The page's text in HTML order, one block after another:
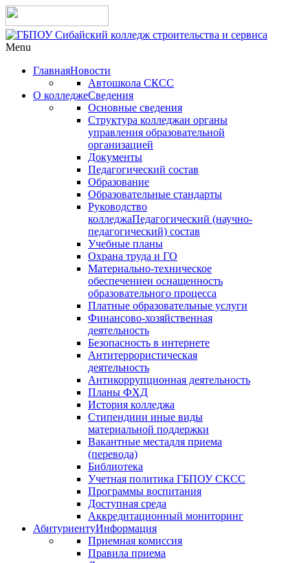
Menu
ГлавнаяНовости
Автошкола СКСС
О колледжеСведения
Основные сведения
Структура колледжаи органы
управления образовательной
организацией
Документы
Педагогический состав
Образование
Образовательные стандарты
Руководство
колледжаПедагогический (научно-
педагогический) состав
Учебные планы
Охрана труда и ГО
Материально-техническое
обеспечениеи оснащенность
образовательного процесса
Платные образовательные услуги
Финансово-хозяйственная
деятельность
Безопасность в интернете
Антитеррористическая
деятельность
Антикоррупционная деятельность
Планы ФХД
История колледжа
Стипендиии иные виды
материальной поддержки
Вакантные местадля приема
(перевода)
Библиотека
Учетная политика ГБПОУ СКСС
Программы воспитания
Доступная среда
Аккредитационный мониторинг
АбитуриентуИнформация
Приемная комиссия
Правила приема